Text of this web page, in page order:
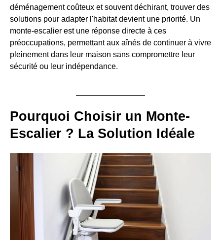
déménagement coûteux et souvent déchirant, trouver des
solutions pour adapter l'habitat devient une priorité. Un
monte-escalier est une réponse directe à ces
préoccupations, permettant aux aînés de continuer à vivre
pleinement dans leur maison sans compromettre leur
sécurité ou leur indépendance.
Pourquoi Choisir un Monte-
Escalier ? La Solution Idéale